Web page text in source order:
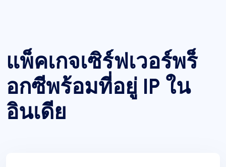
แพ็คเกจเซิร์ฟเวอร์พร็
อกซีพร้อมที่อยู่ IP ใน
อินเดีย